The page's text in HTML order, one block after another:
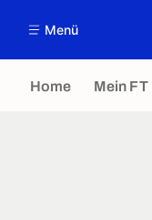
Menü
Home Mein FT